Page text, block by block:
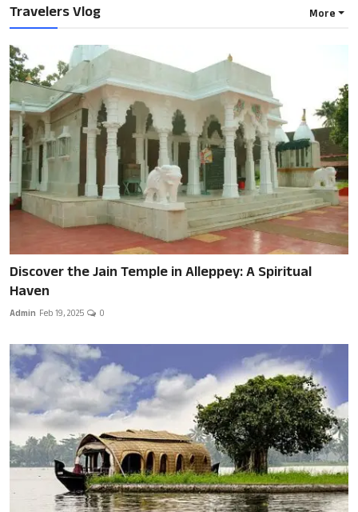
Travelers Vlog More
Discover the Jain Temple in Alleppey: A Spiritual
Haven
Admin Feb 19, 2025 0